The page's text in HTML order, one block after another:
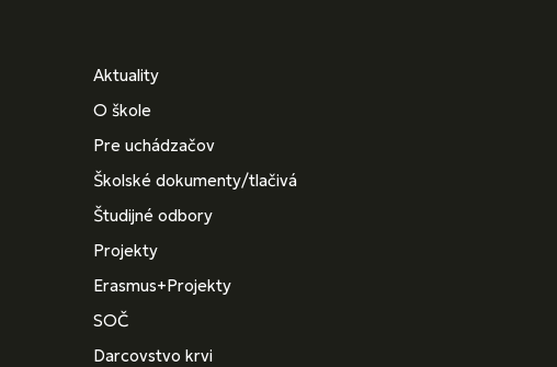
Aktuality
O škole
Pre uchádzačov
Školské dokumenty/tlačivá
Študijné odbory
Projekty
Erasmus+Projekty
SOČ
Darcovstvo krvi